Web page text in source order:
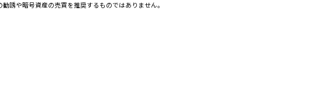
誘や暗号資産の売買を推奨するものではありません。